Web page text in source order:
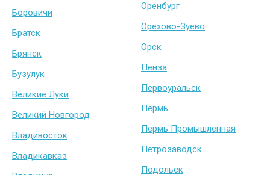
Боровичи
Братск
Брянск
Бузулук
Великие Луки
Великий Новгород
Владивосток
Владикавказ
Оренбург
Орехово-Зуево
Орск
Пенза
Первоуральск
Пермь
Пермь Промышленная
Петрозаводск
Подольск